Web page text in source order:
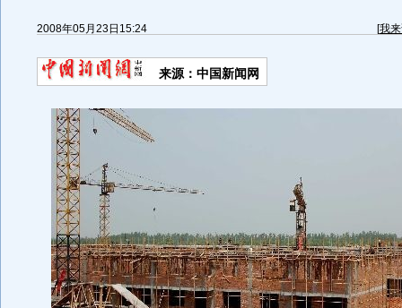
2008年05月23日15:24 [我
来源：中国新闻网